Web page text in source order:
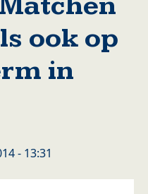
ook op
in
- 13:31